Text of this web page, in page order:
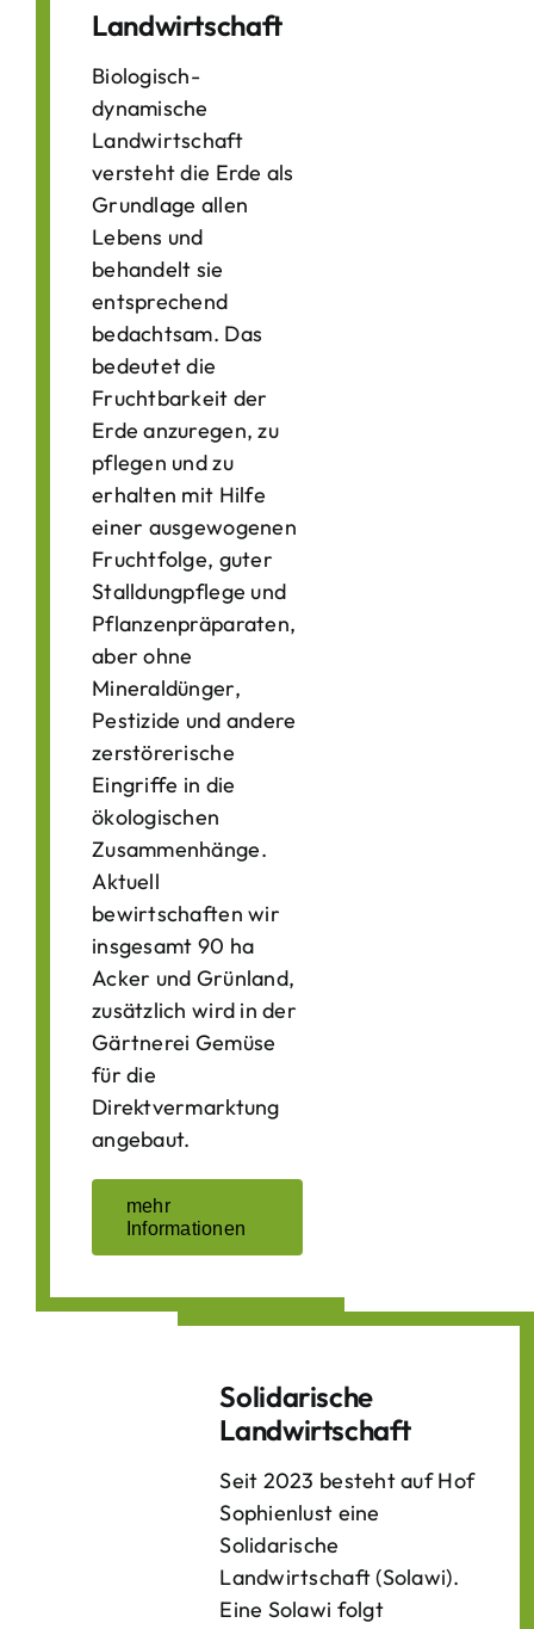
Landwirtschaft
Biologisch-
dynamische
Landwirtschaft
versteht die Erde als
Grundlage allen
Lebens und
behandelt sie
entsprechend
bedachtsam. Das
bedeutet die
Fruchtbarkeit der
Erde anzuregen, zu
pflegen und zu
erhalten mit Hilfe
einer ausgewogenen
Fruchtfolge, guter
Stalldungpflege und
Pflanzenpräparaten,
aber ohne
Mineraldünger,
Pestizide und andere
zerstörerische
Eingriffe in die
ökologischen
Zusammenhänge.
Aktuell
bewirtschaften wir
insgesamt 90 ha
Acker und Grünland,
zusätzlich wird in der
Gärtnerei Gemüse
für die
Direktvermarktung
angebaut.
mehr
Informationen
Solidarische
Landwirtschaft
Seit 2023 besteht auf Hof
Sophienlust eine
Solidarische
Landwirtschaft (Solawi).
Eine Solawi folgt